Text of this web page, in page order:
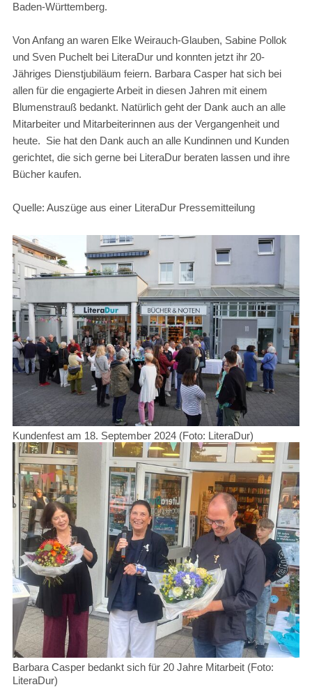
Baden-Württemberg.
Von Anfang an waren Elke Weirauch-Glauben, Sabine Pollok
und Sven Puchelt bei LiteraDur und konnten jetzt ihr 20-
Jähriges Dienstjubiläum feiern. Barbara Casper hat sich bei
allen für die engagierte Arbeit in diesen Jahren mit einem
Blumenstrauß bedankt. Natürlich geht der Dank auch an alle
Mitarbeiter und Mitarbeiterinnen aus der Vergangenheit und
heute. Sie hat den Dank auch an alle Kundinnen und Kunden
gerichtet, die sich gerne bei LiteraDur beraten lassen und ihre
Bücher kaufen.
Quelle: Auszüge aus einer LiteraDur Pressemitteilung
Kundenfest am 18. September 2024 (Foto: LiteraDur)
Barbara Casper bedankt sich für 20 Jahre Mitarbeit (Foto:
LiteraDur)